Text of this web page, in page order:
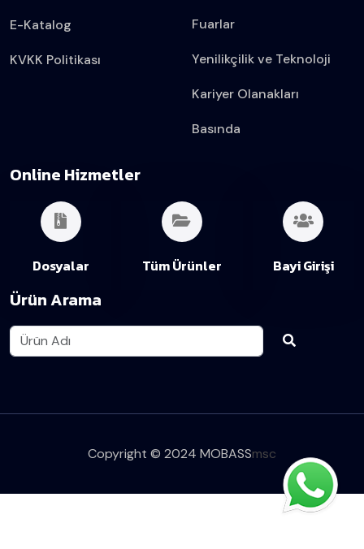
E-Katalog
KVKK Politikası
Fuarlar
Yenilikçilik ve Teknoloji
Kariyer Olanakları
Basında
Online Hizmetler
Dosyalar Tüm Ürünler Bayi Girişi
Ürün Arama
Copyright © 2024 MOBASSmsc